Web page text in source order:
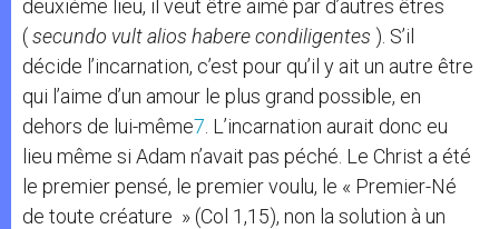
deuxième lieu, il veut être aimé par d’autres êtres
(secundo vult alios habere condiligentes ). S’il
décide l’incarnation, c’est pour qu’il y ait un autre être
qui l’aime d’un amour le plus grand possible, en
dehors de lui-même7 . L’incarnation aurait donc eu
lieu même si Adam n’avait pas péché. Le Christ a été
le premier pensé, le premier voulu, le « Premier-Né
de toute créature » (Col 1,15), non la solution à un